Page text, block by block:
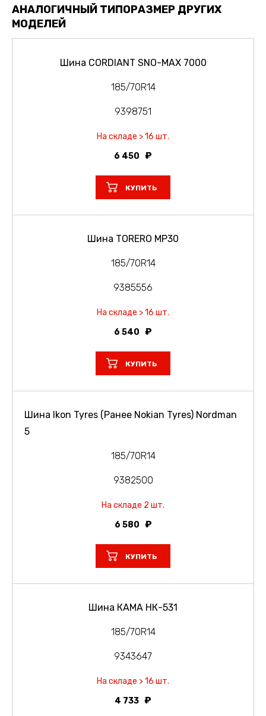
АНАЛОГИЧНЫЙ ТИПОРАЗМЕР ДРУГИХ
МОДЕЛЕЙ
Шина CORDIANT SNO-MAX 7000
185/70R14
9398751
На складе > 16 шт.
6 450
КУПИТЬ
Шина TORERO MP30
185/70R14
9385556
На складе > 16 шт.
6 540
КУПИТЬ
Шина Ikon Tyres (Ранее Nokian Tyres) Nordman
5
185/70R14
9382500
На складе 2 шт.
6 580
КУПИТЬ
Шина КАМА НК-531
185/70R14
9343647
На складе > 16 шт.
4 733